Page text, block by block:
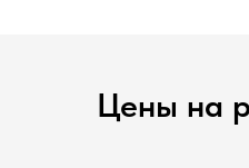
Цены на